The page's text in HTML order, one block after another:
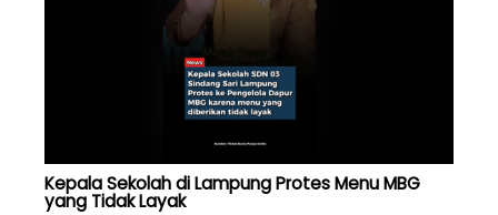
Kepala Sekolah di Lampung Protes Menu MBG
yang Tidak Layak